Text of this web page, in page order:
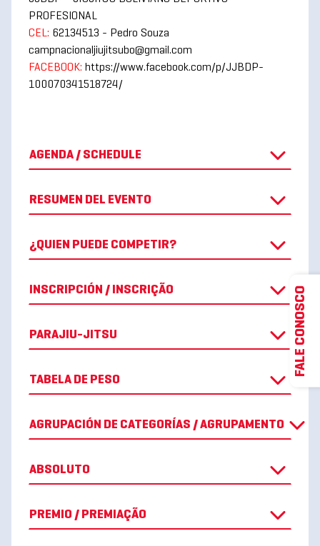
PROFESIONAL
CEL: 62134513 - Pedro Souza
campnacionaljiujitsubo@gmail.com
FACEBOOK: https://www.facebook.com/p/JJBDP-
100070341518724/
AGENDA / SCHEDULE
RESUMEN DEL EVENTO
¿QUIEN PUEDE COMPETIR?
INSCRIPCIÓN / INSCRIÇÃO
PARAJIU-JITSU
TABELA DE PESO
AGRUPACIÓN DE CATEGORÍAS / AGRUPAMENTO
ABSOLUTO
PREMIO / PREMIAÇÃO
FALE CONOSCO